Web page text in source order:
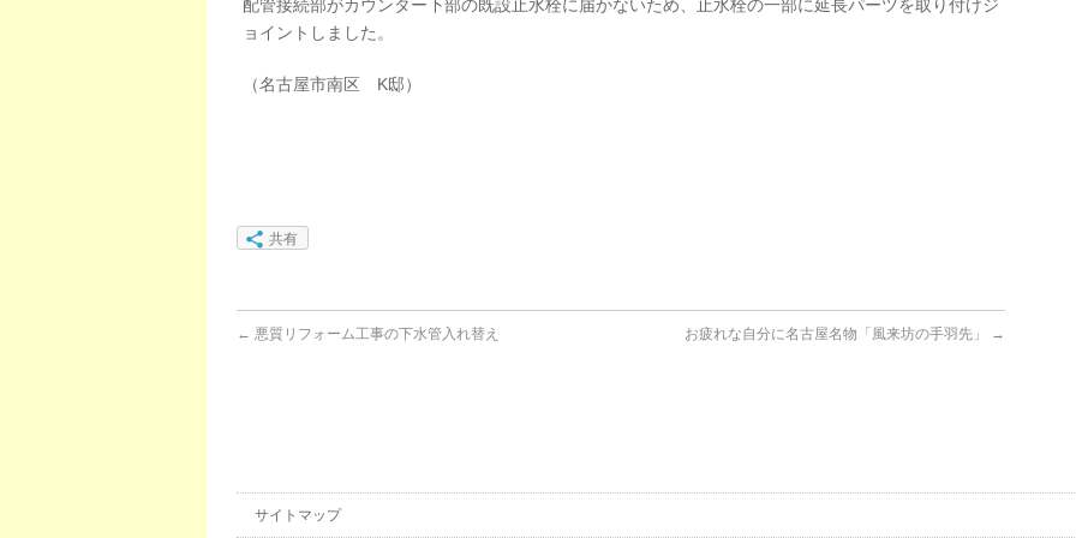
配管接続部がカウンター下部の既設止水栓に届かないため、止水栓の一部に延長パーツを取り付けジ
ョイントしました。
（名古屋市南区 K邸）
共有
← 悪質リフォーム工事の下水管入れ替え お疲れな自分に名古屋名物「風来坊の手羽先」 →
サイトマップ